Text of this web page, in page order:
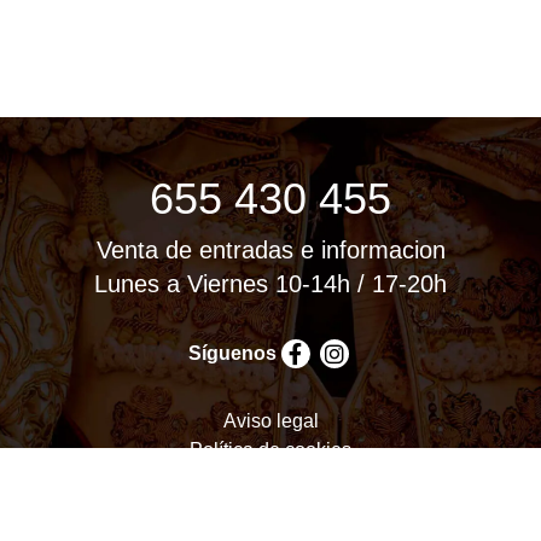
655 430 455
Venta de entradas e informacion
Lunes a Viernes 10-14h / 17-20h
Síguenos
Aviso legal
Política de cookies